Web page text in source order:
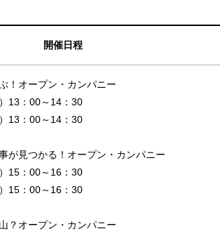
開催日程
！オープン・カンパニー
13：00～14：30
13：00～14：30
が見つかる！オープン・カンパニー
15：00～16：30
15：00～16：30
？オープン・カンパニー